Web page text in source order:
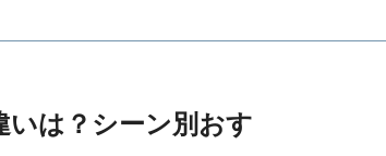
は？シーン別おす